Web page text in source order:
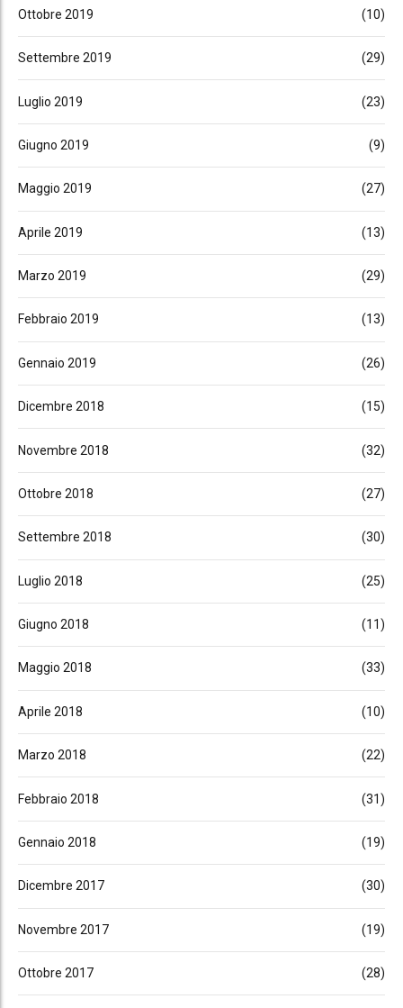
Ottobre 2019 (10)
Settembre 2019 (29)
Luglio 2019 (23)
Giugno 2019 (9)
Maggio 2019 (27)
Aprile 2019 (13)
Marzo 2019 (29)
Febbraio 2019 (13)
Gennaio 2019 (26)
Dicembre 2018 (15)
Novembre 2018 (32)
Ottobre 2018 (27)
Settembre 2018 (30)
Luglio 2018 (25)
Giugno 2018 (11)
Maggio 2018 (33)
Aprile 2018 (10)
Marzo 2018 (22)
Febbraio 2018 (31)
Gennaio 2018 (19)
Dicembre 2017 (30)
Novembre 2017 (19)
Ottobre 2017 (28)